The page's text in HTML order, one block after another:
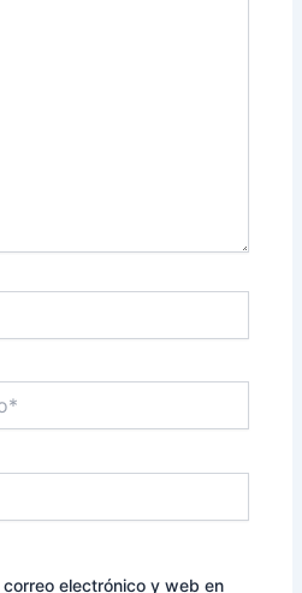
electrónico y web en